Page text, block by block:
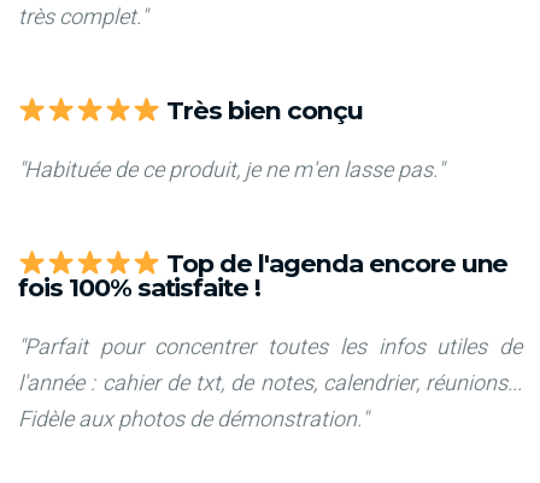
très complet."
Très bien conçu
"Habituée de ce produit, je ne m'en lasse pas."
Top de l'agenda encore une
fois 100% satisfaite !
"Parfait pour concentrer toutes les infos utiles de
l'année : cahier de txt, de notes, calendrier, réunions...
Fidèle aux photos de démonstration."